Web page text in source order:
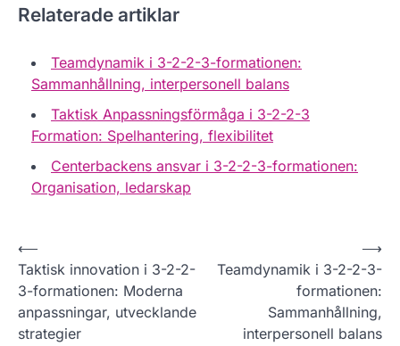
Relaterade artiklar
Teamdynamik i 3-2-2-3-formationen:
Sammanhållning, interpersonell balans
Taktisk Anpassningsförmåga i 3-2-2-3
Formation: Spelhantering, flexibilitet
Centerbackens ansvar i 3-2-2-3-formationen:
Organisation, ledarskap
P
o
s
t
⟵
Taktisk innovation i 3-2-2-
3-formationen: Moderna
anpassningar, utvecklande
strategier
Teamdynamik i 3-2-2-3-
formationen:
Sammanhållning,
interpersonell balans
⟶